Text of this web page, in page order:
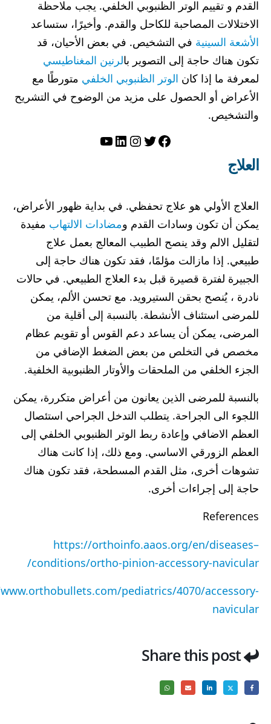
القدم و تقييم الوتر الظنبوبي الخلفي. يجب ملاحظة
الاختلالات المصاحبة للكاحل والقدم. وأخيرًا، ستساعد
الأشعة السينية في التشخيص. في بعض الأحيان، قد
تكون هناك حاجة إلى التصوير بالرنين المغناطيسي
لمعرفة ما إذا كان الوتر الظنبوبي الخلفي متورطًا مع
الأعراض أو الحصول على مزيد من الوضوح في التشريح
والتشخيص.
فيسبوك
تويترإنستجرام
لينكد إنيوتيوب
العلاج
العلاج الأولي هو علاج تحفظي. في بداية ظهور الأعراض،
يمكن أن تكون وسادات القدم ومضادات الالتهاب مفيدة
لتقليل الالم وقد ينصح الطبيب المعالج بعمل علاج
طبيعي. إذا مازالت مؤلمًا، فقد تكون هناك حاجة إلى
الجبيرة لفترة قصيرة قبل بدء العلاج الطبيعي. في حالات
نادرة ، يُنصح بحقن الستيرويد. مع تحسن الألم، يمكن
للمرضى استئناف الأنشطة. بالنسبة إلى أقلية من
المرضى، يمكن أن يساعد دعم القوس أو تقويم عظام
مخصص في التخلص من بعض الضغط الإضافي من
الجزء الخلفي من الملحقات والأوتار الظنبوبية الخلفية.
بالنسبة للمرضى الذين يعانون من أعراض متكررة، يمكن
اللجوء الى الجراحة. يتطلب التدخل الجراحي استئصال
العظم الاضافي وإعادة ربط الوتر الظنبوبي الخلفي إلى
العظم الزورقي الاساسي. ومع ذلك، إذا كانت هناك
تشوهات أخرى، مثل القدم المسطحة، فقد تكون هناك
حاجة إلى إجراءات أخرى.
References
https://orthoinfo.aaos.org/en/diseases–
conditions/ortho-pinion-accessory-navicular/
pediatrics/4070/accessory-
navicular
Share this post